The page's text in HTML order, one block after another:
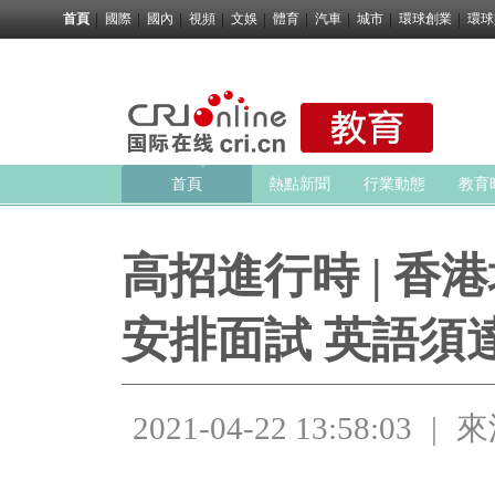
首頁 國際 國內 視頻 文娛 體育 汽車 城市 環球創業 環
首頁 熱點新聞 行業動態 教育
高招進行時 | 香
安排面試 英語須
2021-04-22 13:58:03 |